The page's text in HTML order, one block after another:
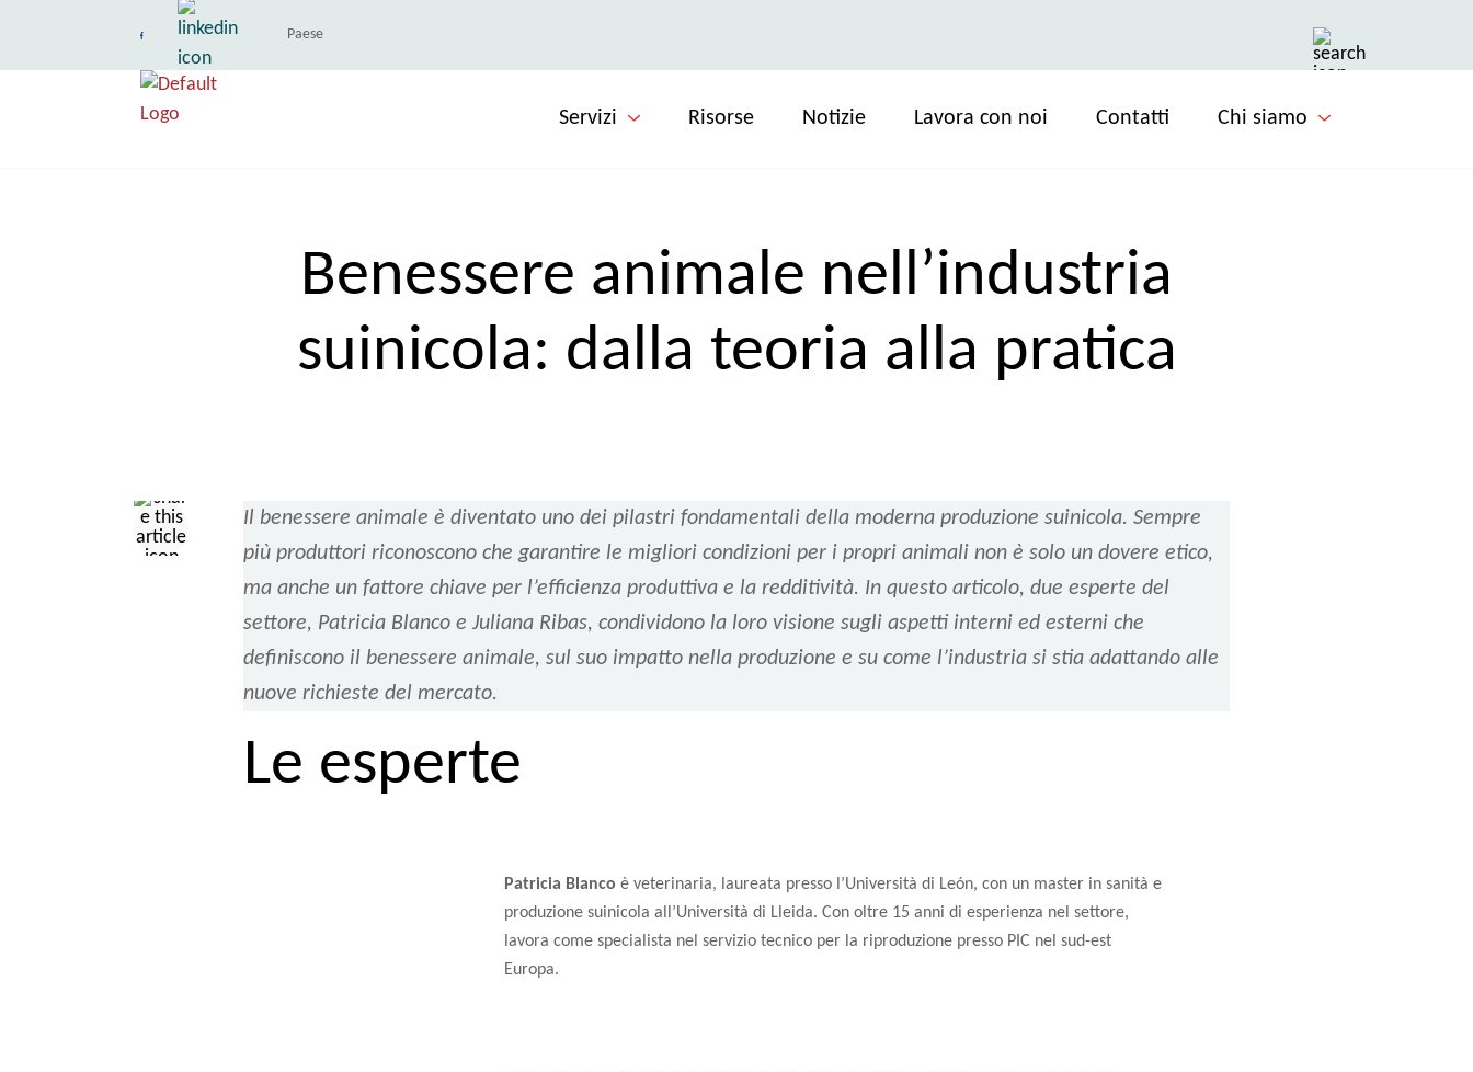
Paese
Servizi Risorse Notizie Lavora con noi Contatti Chi siamo
Benessere animale nell’industria
suinicola: dalla teoria alla pratica
Il benessere animale è diventato uno dei pilastri fondamentali della moderna produzione suinicola. Sempre
più produttori riconoscono che garantire le migliori condizioni per i propri animali non è solo un dovere etico,
ma anche un fattore chiave per l’efficienza produttiva e la redditività. In questo articolo, due esperte del
settore, Patricia Blanco e Juliana Ribas, condividono la loro visione sugli aspetti interni ed esterni che
definiscono il benessere animale, sul suo impatto nella produzione e su come l’industria si stia adattando alle
nuove richieste del mercato.
Le esperte
Patricia Blanco è veterinaria, laureata presso l’Università di León, con un master in sanità e
produzione suinicola all’Università di Lleida. Con oltre 15 anni di esperienza nel settore,
lavora come specialista nel servizio tecnico per la riproduzione presso PIC nel sud-est
Europa.